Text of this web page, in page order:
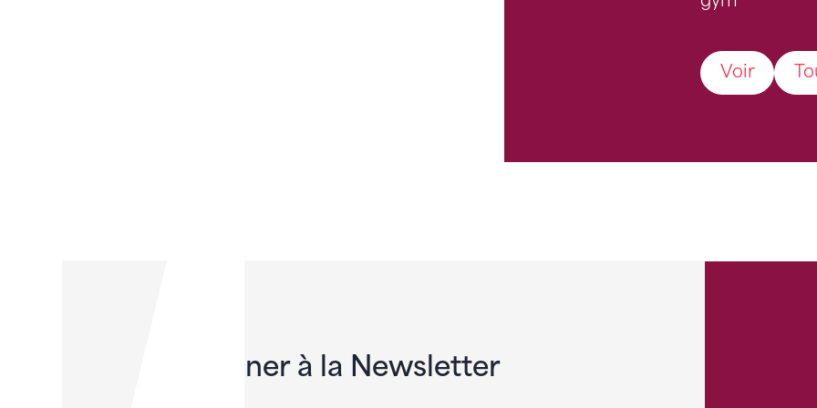
Voir
S'abonner à la Newsletter